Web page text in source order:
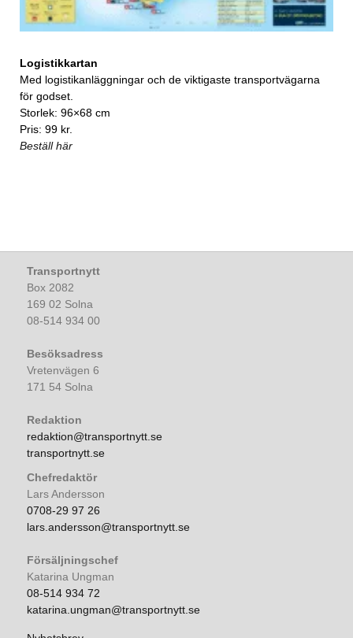
Logistikkartan
Med logistikanläggningar och de viktigaste transportvägarna
för godset.
Storlek: 96×68 cm
Pris: 99 kr.
Beställ här
Transportnytt
Box 2082
169 02 Solna
08-514 934 00
Besöksadress
Vretenvägen 6
171 54 Solna
Redaktion
redaktion@transportnytt.se
transportnytt.se
Chefredaktör
Lars Andersson
0708-29 97 26
lars.andersson@transportnytt.se
Försäljningschef
Katarina Ungman
08-514 934 72
katarina.ungman@transportnytt.se